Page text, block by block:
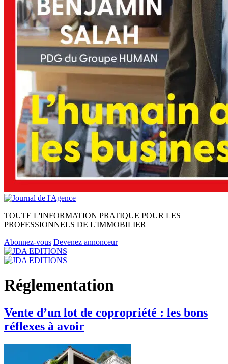
TOUTE L'INFORMATION PRATIQUE POUR LES
PROFESSIONNELS DE L'IMMOBILIER
Abonnez-vous Devenez annonceur
Réglementation
Vente d’un lot de copropriété : les bons
réflexes à avoir